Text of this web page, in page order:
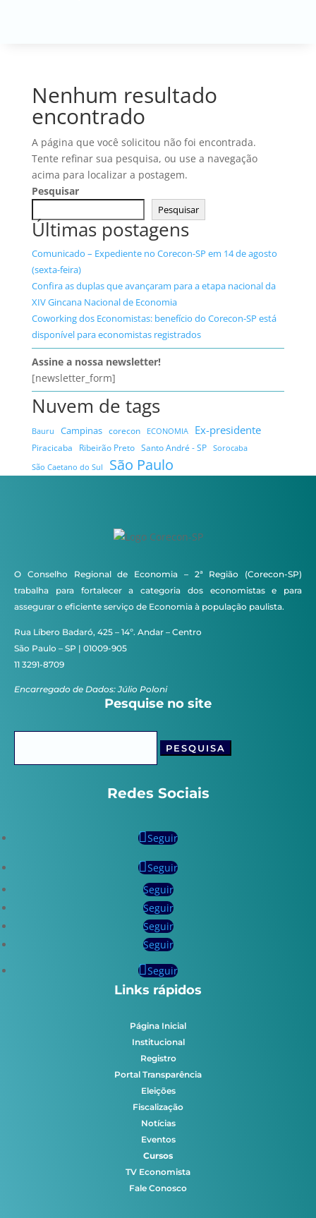
Nenhum resultado
encontrado
A página que você solicitou não foi encontrada.
Tente refinar sua pesquisa, ou use a navegação
acima para localizar a postagem.
Pesquisar
Pesquisar
Últimas postagens
Comunicado – Expediente no Corecon-SP em 14 de agosto
(sexta-feira)
Confira as duplas que avançaram para a etapa nacional da
XIV Gincana Nacional de Economia
Coworking dos Economistas: benefício do Corecon-SP está
disponível para economistas registrados
Assine a nossa newsletter!
[newsletter_form]
Nuvem de tags
Bauru Campinas corecon ECONOMIA Ex-presidente
Piracicaba Ribeirão Preto Santo André - SP
Sorocaba
São Caetano do Sul
São Paulo
O Conselho Regional de Economia – 2ª Região (Corecon-SP)
trabalha para fortalecer a categoria dos economistas e para
assegurar o eficiente serviço de Economia à população paulista.
Rua Líbero Badaró, 425 – 14º. Andar – Centro
São Paulo – SP | 01009-905
11 3291-8709
Encarregado de Dados: Júlio Poloni
Pesquise no site
Redes Sociais
Seguir
Seguir
Seguir
Seguir
Seguir
Seguir
Seguir
Links rápidos
Página Inicial
Institucional
Registro
Portal Transparência
Eleições
Fiscalização
Notícias
Eventos
Cursos
TV Economista
Fale Conosco